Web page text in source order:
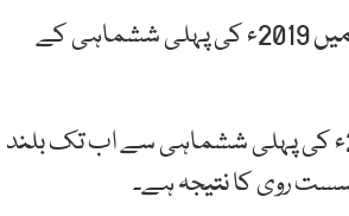
حالیہ رپورٹ کے مطابق بنکوں نے اپنی نمو کی رفتار برقرار رکھی، ان کے اثاثوں میں 2019ء کی پہلی ششماہی کے
مرکزی کے مطابق 7.9 فیصدجس کی بنیادی وجہ ڈپازٹس ہیں جن میں 2016ء کی پہلی ششماہی سے اب تک بلند
روی کا نتیجہ ہے۔